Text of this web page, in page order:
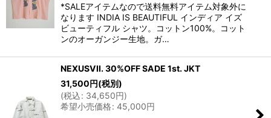
*SALEアイテムなので送料無料アイテム対象外に
なります INDIA IS BEAUTIFUL インディア イズ
ビューティフル シャツ。コットン100%。コット
ンのオーガンジー生地。ガ…
NEXUSVII. 30%OFF SADE 1st. JKT
31,500円(税別)
(税込: 34,650円)
希望小売価格: 45,000円